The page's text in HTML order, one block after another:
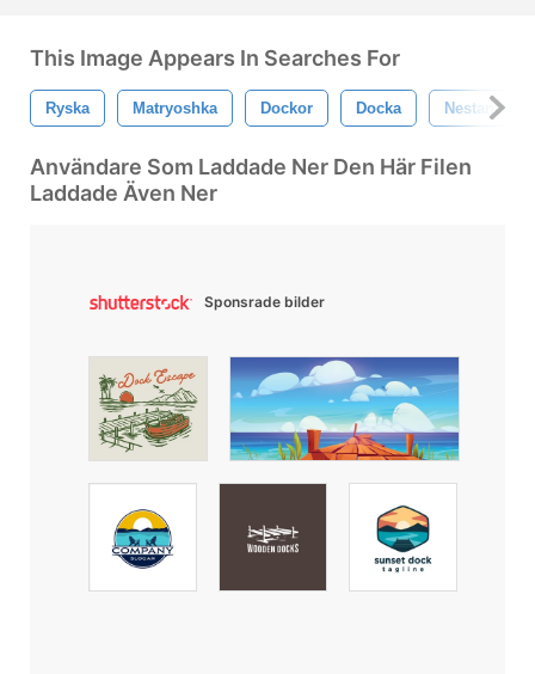
This Image Appears In Searches For
Ryska Matryoshka Dockor Docka Nestande
Användare Som Laddade Ner Den Här Filen
Laddade Även Ner
Sponsrade bilder